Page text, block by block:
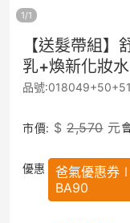
1/1
【送髮帶組
乳+煥新化妝
品號:018049+50+51
市價: $ 2,570 元
優惠
爸氣優惠券
BA90